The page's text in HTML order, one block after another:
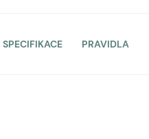
SPECIFIKACE PRAVIDLA